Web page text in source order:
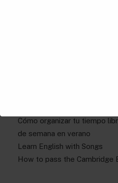
Cómo organizar tu tiempo
de semana en verano
Learn English with Songs
How to pass the Cambridge